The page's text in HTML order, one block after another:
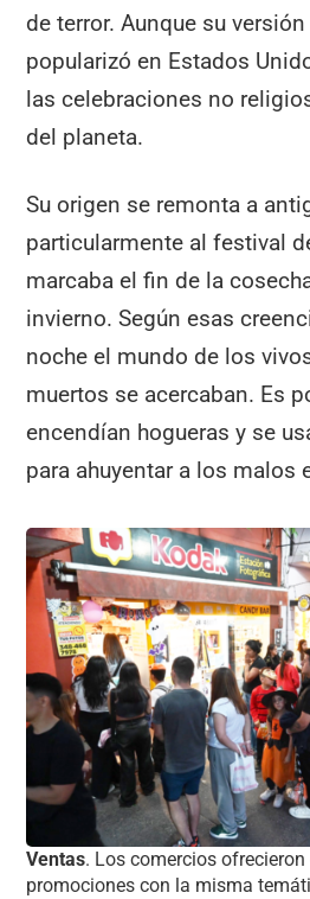
de terror. Aunque su
popularizó en Estados
las celebraciones no
del planeta.
Su origen se remonta a
particularmente al festival
marcaba el fin de la
invierno. Según esas
noche el mundo de los
muertos se acercaban. Es
encendían hogueras y se
para ahuyentar a los malos
Ventas. Los comercios
promociones con la misma